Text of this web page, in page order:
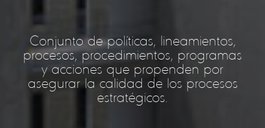
Conjunto de políticas, lineamientos,
procesos, procedimientos, programas
y acciones que propenden por
asegurar la calidad de los procesos
estratégicos.